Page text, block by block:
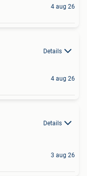
4 aug 26
Details
4 aug 26
Details
3 aug 26